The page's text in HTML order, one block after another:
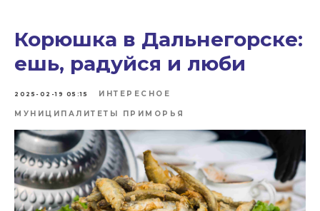
Корюшка в Дальнегорске:
ешь, радуйся и люби
2025-02-19 05:15 ИНТЕРЕСНОЕ
МУНИЦИПАЛИТЕТЫ ПРИМОРЬЯ